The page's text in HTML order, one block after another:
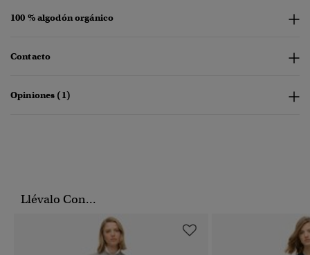
100 % algodón orgánico
Contacto
Opiniones (1)
Llévalo Con...